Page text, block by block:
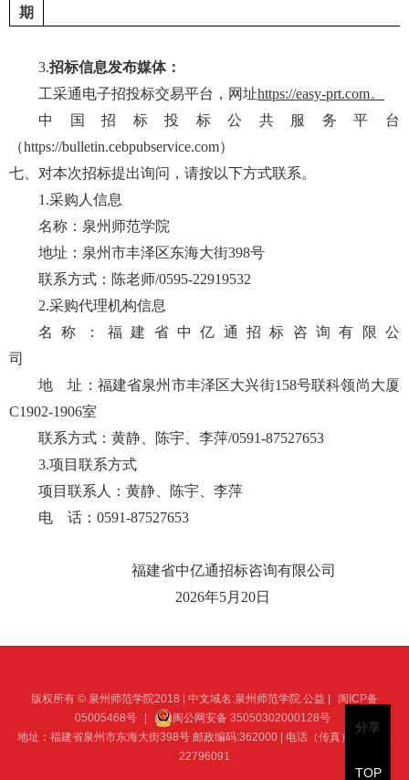
期
3.招标信息发布媒体：
工采通电子招投标交易平台 ，网址https://easy-prt.com。
中国招标投标公共服务平台
（https://bulletin.cebpubservice.com）
七、对本次招标提出询问，请按以下方式联系。
1.采购人信息
名称：泉州师范学院
地址：泉州市丰泽区东海大街398号
联系方式： 陈老师/0595-22919532
2.采购代理机构信息
名称：福建省中亿通招标咨询有限公
司
地 址： 福建省泉州市丰泽区大兴街158号联科领尚大厦
C1902-1906室
联系方式： 黄静、陈宇、 李萍/0591-87527653
3.项目联系方式
项目联系人： 黄静、陈宇、 李萍
电 话： 0591-87527653
福建省中亿通招标咨询有限公司
2026年5月20日
分享
TOP
版权所有 © 泉州师范学院2018 | 中文域名:泉州师范学院.公益 |
闽ICP备
05005468号
闽公网安备 35050302000128号
地址：福建省泉州市东海大街398号 邮政编码:362000 | 电话（传真）：0595-
22796091